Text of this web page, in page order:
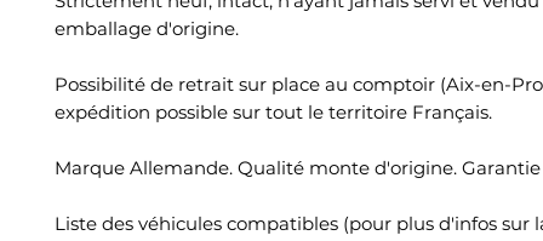
emballage d'origine.
Possibilité de retrait sur place au comptoir (Aix-en-
expédition possible sur tout le territoire Français.
Marque Allemande. Qualité monte d'origine. Garantie
Liste des véhicules compatibles (pour plus d'infos sur